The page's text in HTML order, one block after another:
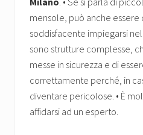
mensole, può anche
soddisfacente impiegarsi
sono strutture complesse,
messe in sicurezza e di
correttamente perché, in
diventare pericolose. • È
affidarsi ad un esperto.